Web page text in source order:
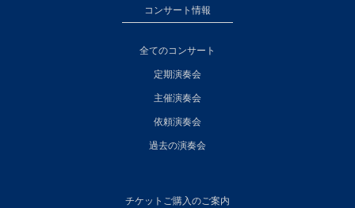
コンサート情報
全てのコンサート
定期演奏会
主催演奏会
依頼演奏会
過去の演奏会
チケットご購入のご案内